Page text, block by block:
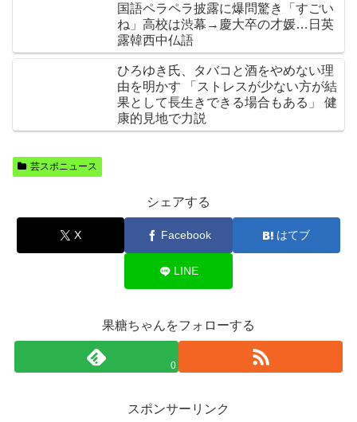
国語ペラペラ披露に爆問驚き「すごい
ね」高校は渋幕→慶大卒の才媛…日英
露韓西中仏語
ひろゆき氏、タバコと酒をやめない理
由を明かす 「ストレスが少ない方が結
果として長生きできる場合もある」 健
康的見地で力説
芸スポニュース
シェアする
X Facebook はてブ
LINE
果糖ちゃんをフォローする
0
スポンサーリンク